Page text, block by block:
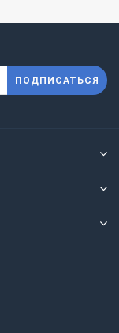
ПОДПИСАТЬСЯ